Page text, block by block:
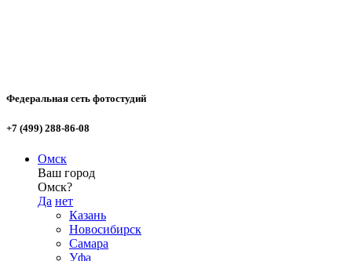
Федеральная сеть фотостудий
+7 (499) 288-86-08
Омск
Ваш город
Омск?
Да нет
Казань
Новосибирск
Самара
Уфа